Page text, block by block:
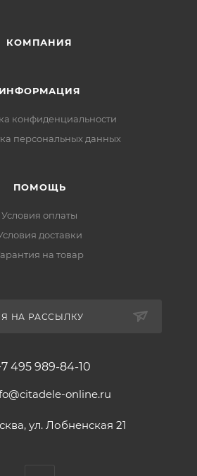
КОМПАНИЯ
ИНФОРМАЦИЯ
конфиденциальности
персональных данных
ПОМОЩЬ
Условия оплаты
доставки
на товар
НА РАССЫЛКУ
495 989-84-10
online.ru
ул. Лобненская 21